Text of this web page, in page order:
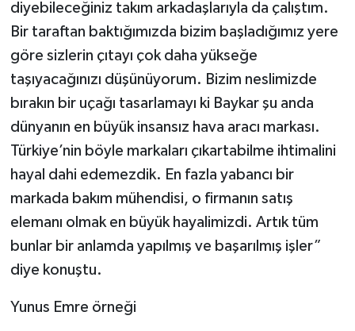
diyebileceğiniz takım arkadaşlarıyla da çalıştım.
Bir taraftan baktığımızda bizim başladığımız yere
göre sizlerin çıtayı çok daha yükseğe
taşıyacağınızı düşünüyorum. Bizim neslimizde
bırakın bir uçağı tasarlamayı ki Baykar şu anda
dünyanın en büyük insansız hava aracı markası.
Türkiye’nin böyle markaları çıkartabilme ihtimalini
hayal dahi edemezdik. En fazla yabancı bir
markada bakım mühendisi, o firmanın satış
elemanı olmak en büyük hayalimizdi. Artık tüm
bunlar bir anlamda yapılmış ve başarılmış işler”
diye konuştu.
Yunus Emre örneği